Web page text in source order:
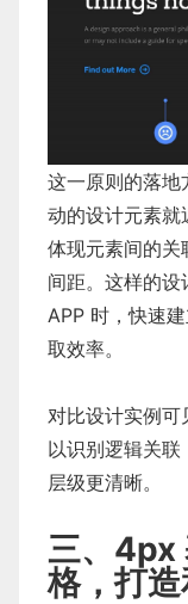
这一原则的落地
动的设计元素就
体现元素间的关
间距。这样的
APP 时，快速
取效率。
对比设计实例
以识别逻辑关联
层级更清晰。
三、4px
格，打